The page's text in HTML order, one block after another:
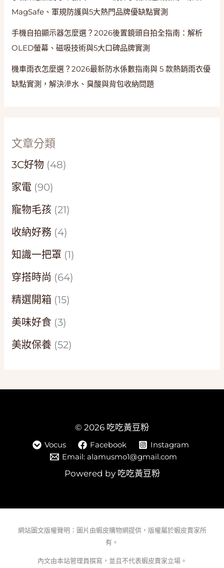
MagSafe、軍規防護與5大熱門品牌優缺點實測
手機自拍顯示器怎麼選？2026後置鏡頭自拍全指南：解析
OLED螢幕、磁吸技術與5大口碑品牌實測
機車雨衣怎麼選？2026最新防水係數指南與 5 款熱銷雨衣優
缺點實測，解決滲水、臭酸與背包收納問題
文章分類
3C好物 (48)
家電 (90)
寵物毛孩 (21)
收納好務 (4)
知識一把罩 (1)
穿搭時尚 (64)
精選開箱 (15)
美味好食 (3)
美妝保養 (52)
© 2026 吃吃黃豆粉
Vocus Facebook
Instagram
Email: alamusmo1@gmail.com
Powered by 吃吃黃豆粉
網站圖文版權聲明：圖片由蝦皮購物網提供，版權屬於蝦皮賣家所
有。
內文由本站管理員撰寫，並且不代表蝦皮賣家立場。